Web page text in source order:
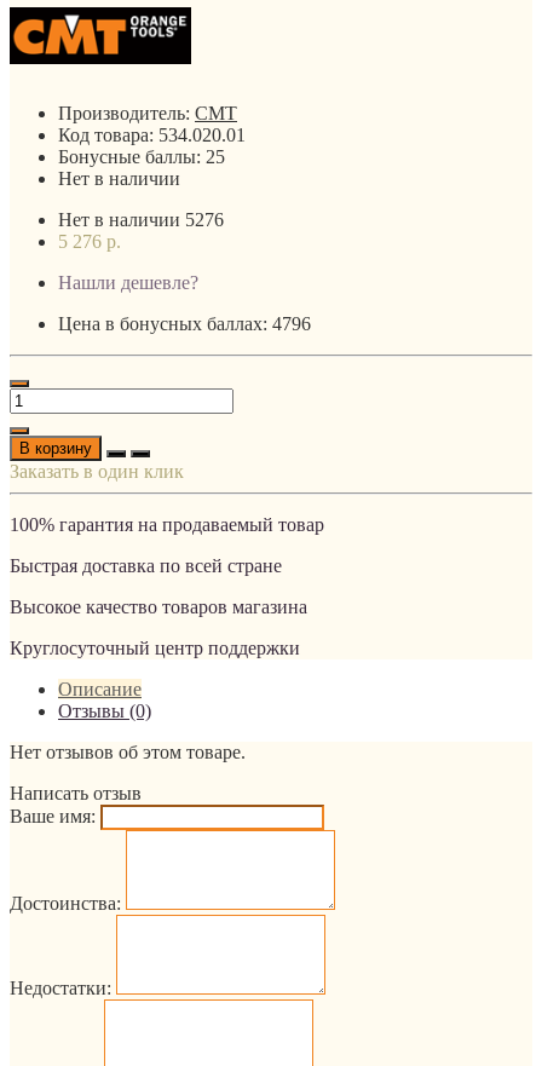
Производитель: CMT
Код товара: 534.020.01
Бонусные баллы: 25
Нет в наличии
Нет в наличии 5276
5 276 р.
Нашли дешевле?
Цена в бонусных баллах: 4796
В корзину
Заказать в один клик
100% гарантия на продаваемый товар
Быстрая доставка по всей стране
Высокое качество товаров магазина
Круглосуточный центр поддержки
Описание
Отзывы (0)
Нет отзывов об этом товаре.
Написать отзыв
Ваше имя:
Достоинства:
Недостатки: